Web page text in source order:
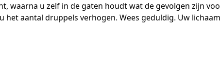
waarna u zelf in de gaten houdt wat de gevolgen zijn
aantal druppels verhogen. Wees geduldig. Uw